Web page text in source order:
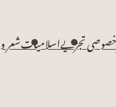
تجزیےاسلامیاتشعر